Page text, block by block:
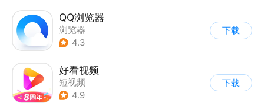
QQ浏览器
浏览器
4.3
下载
好看视频
短视频
4.9
下载